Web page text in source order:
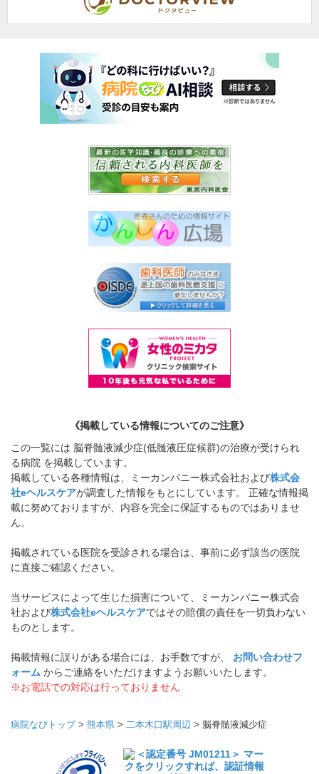
《掲載している情報についてのご注意》
この一覧には 脳脊髄液減少症(低髄液圧症候群)の治療が受けられ
る病院 を掲載しています。
掲載している各種情報は、ミーカンパニー株式会社および株式会
社eヘルスケアが調査した情報をもとにしています。 正確な情報掲
載に努めておりますが、内容を完全に保証するものではありませ
ん。
掲載されている医院を受診される場合は、事前に必ず該当の医院
に直接ご確認ください。
当サービスによって生じた損害について、ミーカンパニー株式会
社および株式会社eヘルスケアではその賠償の責任を一切負わない
ものとします。
掲載情報に誤りがある場合には、お手数ですが、 お問い合わせフ
ォーム からご連絡をいただけますようお願いいたします。
※お電話での対応は行っておりません
病院なびトップ> 熊本県 > 二本木口駅周辺 > 脳脊髄液減少症